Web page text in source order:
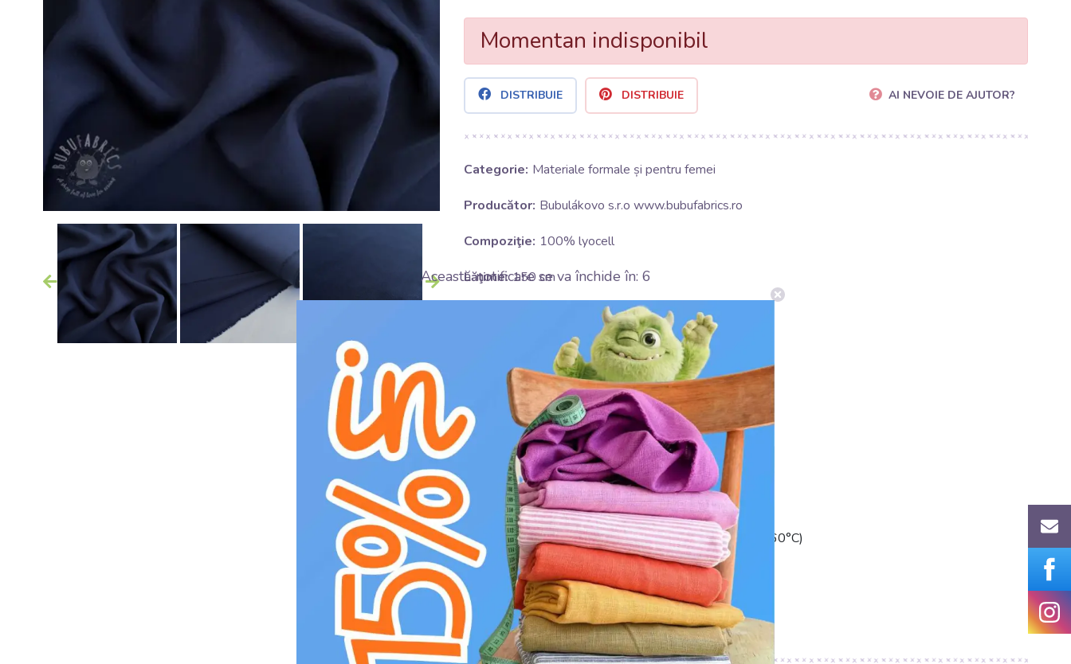
Momentan indisponibil
DISTRIBUIE DISTRIBUIE AI NEVOIE DE AJUTOR?
Categorie: Materiale formale și pentru femei
Producător: Bubulákovo s.r.o www.bubufabrics.ro
Compoziţie: 100% lyocell
Lăţime: 150 cm
Greutatea materialului: 180 g/m2
Culoare: blue
Instructiuni de spalare:
călcare la temperatură medie (150°C)
H nu înălbiți
V uscare în uscător la temperatură redusă (până la 60°C)
K nu curățați chimic
g spălare la 30°C
Această notificare se va închide în: 5